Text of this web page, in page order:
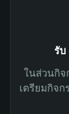
รับ
ในส่วนกิจ
เตรียมกิจก